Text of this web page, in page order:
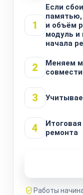
1
Если
памятью,
и объём
модуль и
начала
2
Меняем
3
4
ремонта
Работы